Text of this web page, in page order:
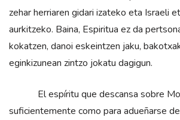
zehar herriaren gidari izateko eta Israeli
aurkitzeko. Baina, Espiritua ez da
kokatzen, danoi eskeintzen jaku,
eginkizunean zintzo jokatu dagigun.
El espíritu que descansa sobre
suficientemente como para adueñarse